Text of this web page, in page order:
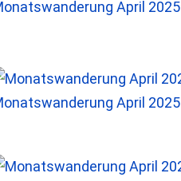
April 2025
April 2025